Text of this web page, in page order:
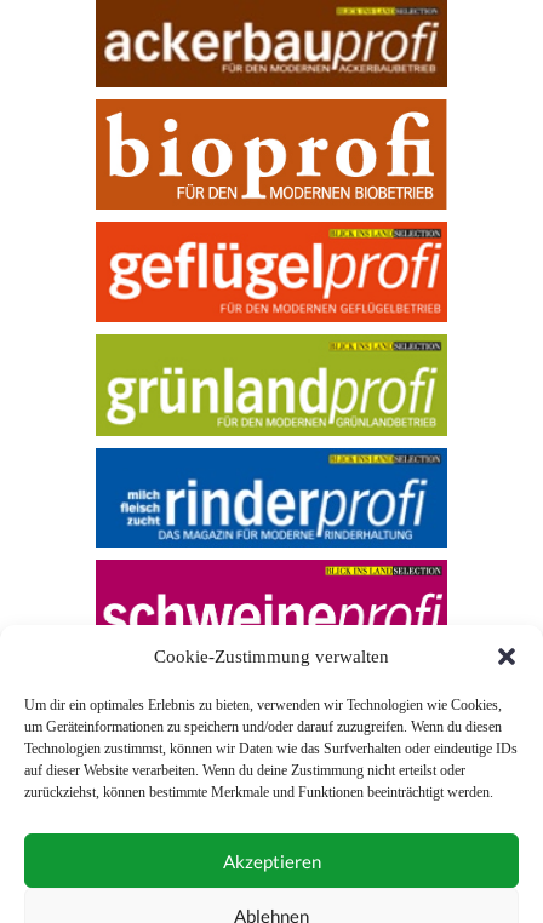
Cookie-Zustimmung verwalten
Um dir ein optimales Erlebnis zu bieten, verwenden wir Technologien wie Cookies,
um Geräteinformationen zu speichern und/oder darauf zuzugreifen. Wenn du diesen
Technologien zustimmst, können wir Daten wie das Surfverhalten oder eindeutige IDs
auf dieser Website verarbeiten. Wenn du deine Zustimmung nicht erteilst oder
zurückziehst, können bestimmte Merkmale und Funktionen beeinträchtigt werden.
Akzeptieren
Ablehnen
© 2026 Blick ins Land
Unterstützt durch
0043 (0)1 581 28 90 0